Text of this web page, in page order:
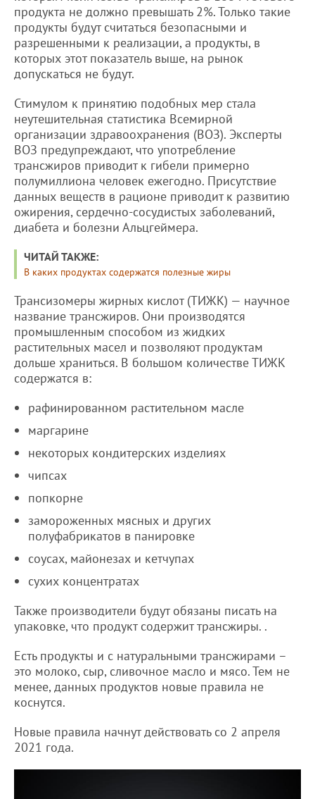
продукта не должно превышать 2%. Только такие
продукты будут считаться безопасными и
разрешенными к реализации, а продукты, в
которых этот показатель выше, на рынок
допускаться не будут.
Стимулом к принятию подобных мер стала
неутешительная статистика Всемирной
организации здравоохранения (ВОЗ). Эксперты
ВОЗ предупреждают, что употребление
трансжиров приводит к гибели примерно
полумиллиона человек ежегодно. Присутствие
данных веществ в рационе приводит к развитию
ожирения, сердечно-сосудистых заболеваний,
диабета и болезни Альцгеймера.
ЧИТАЙ ТАКЖЕ:
В каких продуктах содержатся полезные жиры
Трансизомеры жирных кислот (ТИЖК) — научное
название трансжиров. Они производятся
промышленным способом из жидких
растительных масел и позволяют продуктам
дольше храниться. В большом количестве ТИЖК
содержатся в:
рафинированном растительном масле
маргарине
некоторых кондитерских изделиях
чипсах
попкорне
замороженных мясных и других
полуфабрикатов в панировке
соусах, майонезах и кетчупах
сухих концентратах
Также производители будут обязаны писать на
упаковке, что продукт содержит трансжиры. .
Есть продукты и с натуральными трансжирами –
это молоко, сыр, сливочное масло и мясо. Тем не
менее, данных продуктов новые правила не
коснутся.
Новые правила начнут действовать со 2 апреля
2021 года.